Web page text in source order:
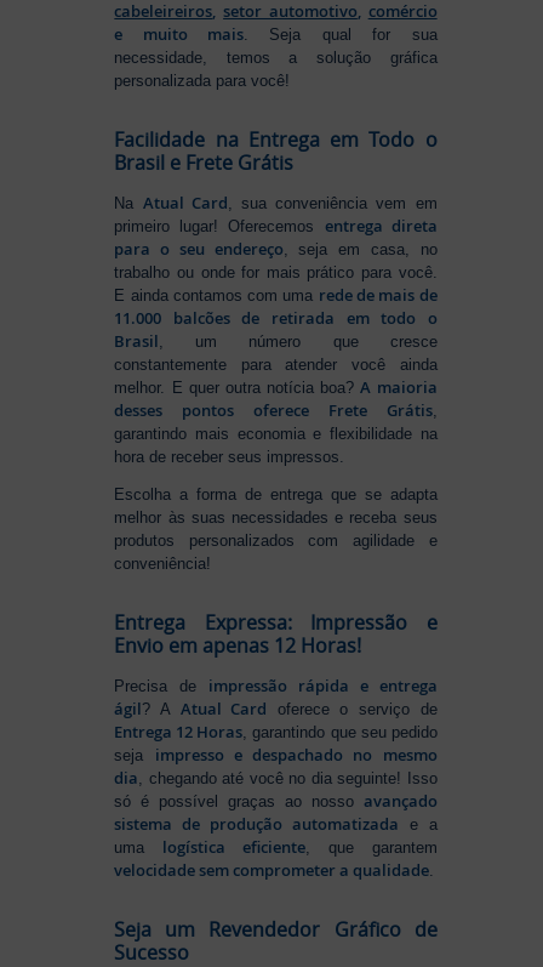
cabeleireiros, setor automotivo, comércio
e muito mais . Seja qual for sua
necessidade, temos a solução gráfica
personalizada para você!
Facilidade na Entrega em Todo o
Brasil e Frete Grátis
Na Atual Card , sua conveniência vem em
primeiro lugar! Oferecemos entrega direta
para o seu endereço , seja em casa, no
trabalho ou onde for mais prático para você.
E ainda contamos com uma rede de mais de
11.000 balcões de retirada em todo o
Brasil , um número que cresce
constantemente para atender você ainda
melhor. E quer outra notícia boa?A maioria
desses pontos oferece Frete Grátis,
garantindo mais economia e flexibilidade na
hora de receber seus impressos.
Escolha a forma de entrega que se adapta
melhor às suas necessidades e receba seus
produtos personalizados com agilidade e
conveniência!
Entrega Expressa: Impressão e
Envio em apenas 12 Horas!
Precisa de impressão rápida e entrega
ágil? A Atual Card oferece o serviço de
Entrega 12 Horas, garantindo que seu pedido
seja impresso e despachado no mesmo
dia, chegando até você no dia seguinte! Isso
só é possível graças ao nosso avançado
sistema de produção automatizada e a
uma logística eficiente, que garantem
velocidade sem comprometer a qualidade.
Seja um Revendedor Gráfico de
Sucesso